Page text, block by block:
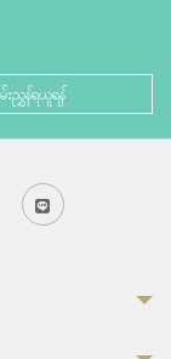
းညွှန်ရယူရန်